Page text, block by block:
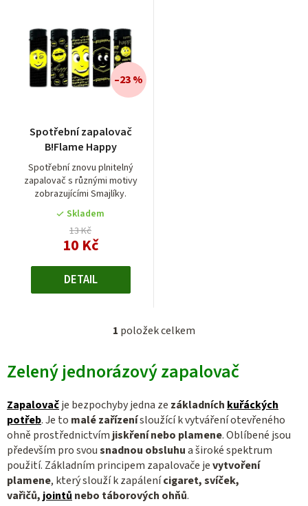
Spotřební zapalovač
B!Flame Happy
Spotřební znovu plnitelný
zapalovač s různými motivy
zobrazujícími Smajlíky.
Skladem
13 Kč
10 Kč
–23 %
DETAIL
O
l
d
a
c
í
p
r
1 položek celkem
Zelený jednorázový zapalovač
Zapalovačje bezpochyby jedna ze základních kuřáckých
potřeb. Je to malé zařízenísloužící k vytváření otevřeného
ohně prostřednictvím jiskření nebo plamene. Oblíbené jsou
především pro svousnadnou obsluhua široké spektrum
použití. Základním principem zapalovače jevytvoření
plamene, který slouží k zapálenícigaret, svíček,
vařičů, jointů nebo táborových ohňů.